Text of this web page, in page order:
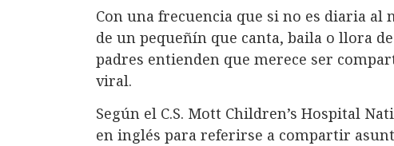
Con una frecuencia que si no es diaria al
de un pequeñín que canta, baila o llora
padres entienden que merece ser
viral.
Según el C.S. Mott Children’s Hospital
en inglés para referirse a compartir